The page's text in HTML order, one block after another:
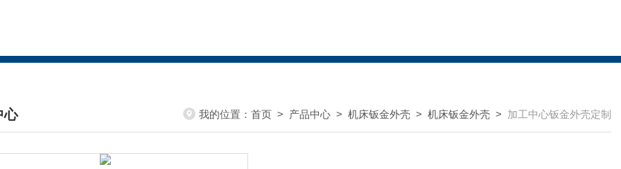
心
CENTER
我的位置： 首页 > 产品中心 > 机床钣金外壳 > 机床钣金外壳 > 加工中心钣金外壳定制